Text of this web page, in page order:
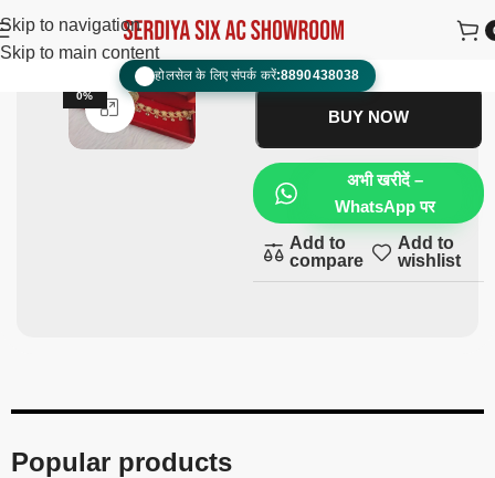
Skip to navigation
Skip to main content
📞 होलसेल के लिए संपर्क करें:8890438038
0%
Click to enlarge
Rakhdi set
₹2,000.00
BUY NOW
अभी खरीदें –
WhatsApp पर
Add to
compare
Add to
wishlist
Popular products